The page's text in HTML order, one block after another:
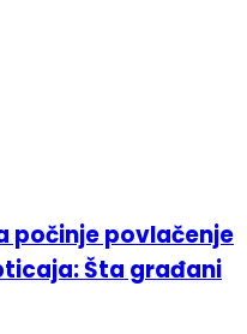
počinje povlačenje
Šta građani